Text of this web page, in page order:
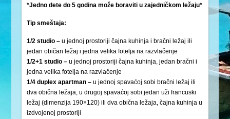
*Jedno dete do 5 godina može boraviti u zajedničkom ležaju*
Tip smeštaja:
1/2 studio – u jednoj prostoriji čajna kuhinja i bračni ležaj ili
jedan običan ležaj i jedna velika fotelja na razvlačenje
1/2+1 studio – u jednoj prostoriji čajna kuhinja, jedan bračni i
jedna velika fotelja na razvlačenje
1/4 duplex apartman – u jednoj spavaćoj sobi bračni ležaj ili
dva obična ležaja, u drugoj spavaćoj sobi jedan uži francuski
ležaj (dimenzija 190×120) ili dva obična ležaja, čajna kuhinja u
izdvojenoj prostoriji